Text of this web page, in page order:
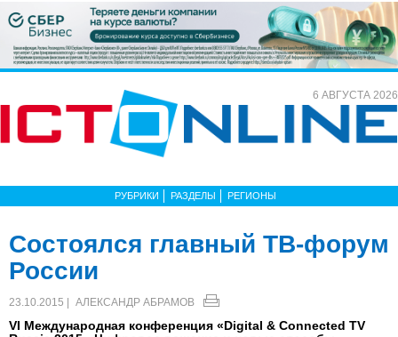
6 АВГУСТА 2026
РУБРИКИ РАЗДЕЛЫ РЕГИОНЫ
Состоялся главный ТВ-форум
России
23.10.2015 | АЛЕКСАНДР АБРАМОВ
VI Международная конференция «Digital & Connected TV